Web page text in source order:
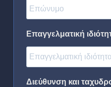
Επαγγελματική
Διεύθυνση και